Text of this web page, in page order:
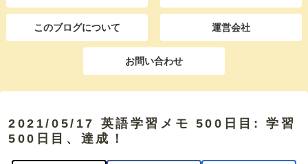
このブログについて 運営会社
お問い合わせ
2021/05/17 英語学習メモ 500日目: 学習
500日目、達成！